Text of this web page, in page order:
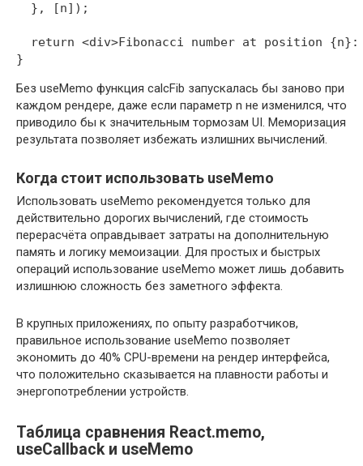
  }, [n]);
return <div>Fibonacci number at position
Без useMemo функция calcFib запускалась бы заново при
каждом рендере, даже если параметр n не изменился, что
приводило бы к значительным тормозам UI. Меморизация
результата позволяет избежать излишних вычислений.
Когда стоит использовать useMemo
Использовать useMemo рекомендуется только для
действительно дорогих вычислений, где стоимость
перерасчёта оправдывает затраты на дополнительную
память и логику мемоизации. Для простых и быстрых
операций использование useMemo может лишь добавить
излишнюю сложность без заметного эффекта.
В крупных приложениях, по опыту разработчиков,
правильное использование useMemo позволяет
экономить до 40% CPU-времени на рендер интерфейса,
что положительно сказывается на плавности работы и
энергопотреблении устройств.
Таблица сравнения React.memo,
useCallback и useMemo